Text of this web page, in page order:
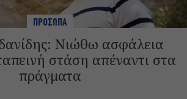
ΠΡΟΣΩΠΑ
Νιώθω ασφάλεια
στάση απέναντι στα
πράγματα